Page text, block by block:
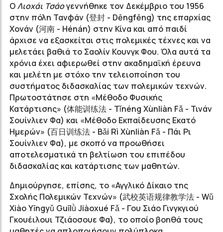
ΟΛιoχάι Τσάογεννήθηκε τον Δεκέμβριο του 1956
στην πόλη Τανφάν (登封 - Dēngfēng) της επαρχίας
Χονάν (河南 - Hénán) στην Κίνα και από παιδί
άρχισε να εξασκείται στις πολεμικές τέχνες και να
μελετάει βαθιά το Σαολίν Κουνγκ Φου. Όλα αυτά τα
χρόνια έχει αφιερωθεί στην ακαδημαϊκή έρευνα
και μελέτη με στόχο την τελειοποίηση του
συστήματος διδασκαλίας των πολεμικών τεχνών.
Πρωτοστάτησε στη «Μέθοδο Φυσικής
Κατάρτισης» (体能训练法 - Tǐnéng Xùnliàn Fǎ - Τινάν
Σουίνλιεν Φα) και «Μέθοδο Εκπαίδευσης Εκατό
Ημερών» (百日训练法 - Bǎi Rì Xùnliàn Fǎ - Πάι Ρι
Σουίνλιεν Φα), με σκοπό να προωθήσει
αποτελεσματικά τη βελτίωση του επιπέδου
διδασκαλίας και κατάρτισης των μαθητών.
Δημιούργησε, επίσης, το «Αγγλικό Δίκαιο της
Σχολής Πολεμικών Τεχνών» (武校英语规律教学法 - Wǔ
Xiào Yīngyǔ Guīlǜ Jiàoxué Fǎ - Γου Σιάο Γινγκγιού
Γκουέιλουι Τζιάοσουε Φα), το οποίο βοηθά τους